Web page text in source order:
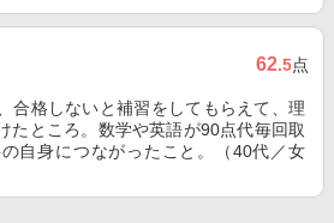
62.5点
合格しないと補習をしてもらえて、理
たところ。数学や英語が90点代毎回取
自身につながったこと。（40代／女